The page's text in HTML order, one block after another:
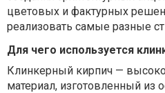
цветовых и фактурных
реализовать самые разные
Для чего используется
Клинкерный кирпич —
материал, изготовленный из